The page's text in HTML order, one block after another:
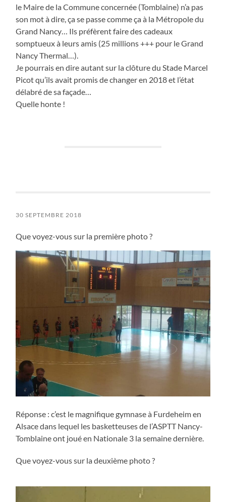
le Maire de la Commune concernée (Tomblaine) n’a pas
son mot à dire, ça se passe comme ça à la Métropole du
Grand Nancy… Ils préfèrent faire des cadeaux
somptueux à leurs amis (25 millions +++ pour le Grand
Nancy Thermal…).
Je pourrais en dire autant sur la clôture du Stade Marcel
Picot qu’ils avait promis de changer en 2018 et l’état
délabré de sa façade…
Quelle honte !
30 SEPTEMBRE 2018
Que voyez-vous sur la première photo ?
Réponse : c’est le magnifique gymnase à Furdeheim en
Alsace dans lequel les basketteuses de l’ASPTT Nancy-
Tomblaine ont joué en Nationale 3 la semaine dernière.
Que voyez-vous sur la deuxième photo ?